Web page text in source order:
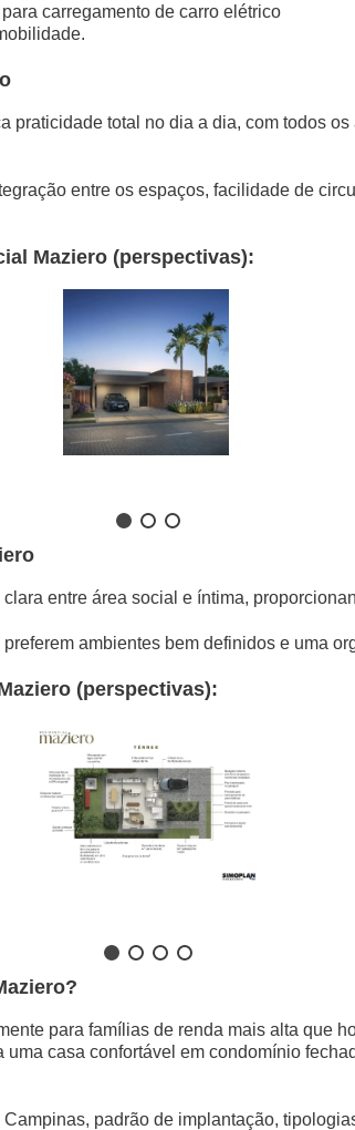
carregamento de carro elétrico
praticidade total no dia a dia, com todos
entre os espaços, facilidade de
Maziero (perspectivas):
entre área social e íntima,
ambientes bem definidos e uma
(perspectivas):
para famílias de renda mais alta que
casa confortável em condomínio
padrão de implantação,